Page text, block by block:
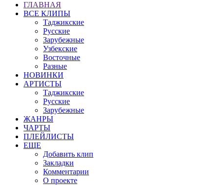
ГЛАВНАЯ
ВСЕ КЛИПЫ
Таджикские
Русские
Зарубежные
Узбекские
Восточные
Разные
НОВИНКИ
АРТИСТЫ
Таджикские
Русские
Зарубежные
ЖАНРЫ
ЧАРТЫ
ПЛЕЙЛИСТЫ
ЕЩЕ
Добавить клип
Закладки
Комментарии
О проекте